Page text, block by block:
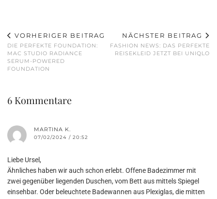
VORHERIGER BEITRAG
DIE PERFEKTE FOUNDATION:
MAC STUDIO RADIANCE
SERUM-POWERED
FOUNDATION
NÄCHSTER BEITRAG
FASHION NEWS: DAS PERFEKTE
REISEKLEID JETZT BEI UNIQLO
6 Kommentare
MARTINA K.
07/02/2024 / 20:52
Liebe Ursel,
Ähnliches haben wir auch schon erlebt. Offene Badezimmer mit
zwei gegenüber liegenden Duschen, vom Bett aus mittels Spiegel
einsehbar. Oder beleuchtete Badewannen aus Plexiglas, die mitten